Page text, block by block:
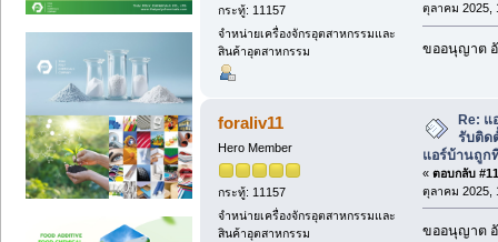
กระทู้: 11157
จำหน่ายเครื่องจักรอุตสาหกรรมและ
สินค้าอุตสาหกรรม
ตุลาคม 2025,
ขออนุญาต
foraliv11
Hero Member
กระทู้: 11157
จำหน่ายเครื่องจักรอุตสาหกรรมและ
สินค้าอุตสาหกรรม
Re: แ
รับติด
แอร์บ้านถูก
« ตอบกลับ
ตุลาคม 2025,
ขออนุญาต